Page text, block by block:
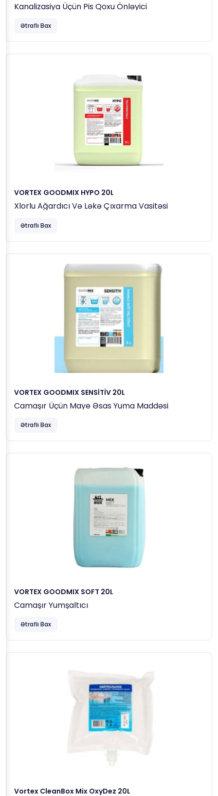
Kanalizasiya Üçün Pis Qoxu Önləyici
Ətraflı Bax
VORTEX GOODMIX HYPO 20L
Xlorlu Ağardıcı Və Ləkə Çıxarma Vasitəsi
Ətraflı Bax
VORTEX GOODMIX SENSİTİV 20L
Camaşır Üçün Maye Əsas Yuma Maddəsi
Ətraflı Bax
VORTEX GOODMIX SOFT 20L
Camaşır Yumşaltıcı
Ətraflı Bax
Vortex CleanBox Mix OxyDez 20L